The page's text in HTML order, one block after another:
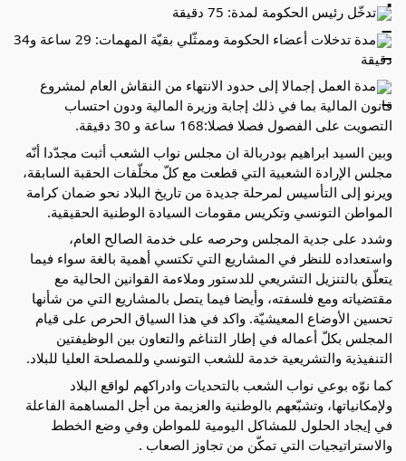
تدخّل رئيس الحكومة لمدة: 75 دقيقة
مدة تدخلات أعضاء الحكومة وممثّلي بقيّة المهمات: 29 ساعة و34
دقيقة
مدة العمل إجمالا إلى حدود الانتهاء من النقاش العام لمشروع
قانون المالية بما في ذلك إجابة وزيرة المالية ودون احتساب
التصويت على الفصول فصلا فصلا:168 ساعة و 30 دقيقة.
وبين السيد ابراهيم بودربالة ان مجلس نواب الشعب أثبت مجدّدا أنّه
مجلس الإرادة الشعبية التي قطعت مع كلّ مخلّفات الحقبة السابقة،
ويرنو إلى التأسيس لمرحلة جديدة من تاريخ البلاد نحو ضمان كرامة
المواطن التونسي وتكريس مقومات السيادة الوطنية الحقيقية.
وشدد على جدية المجلس وحرصه على خدمة الصالح العام،
واستعداده للنظر في المشاريع التي تكتسي أهمية بالغة سواء فيما
يتعلّق بالتنزيل التشريعي للدستور وملاءمة القوانين الحالية مع
مقتضياته ومع فلسفته، وأيضا فيما يتصل بالمشاريع التي من شأنها
تحسين الأوضاع المعيشيّة. واكد في هذا السياق الحرص على قيام
المجلس بكلّ أعماله في إطار التناغم والتعاون بين الوظيفتين
التنفيذية والتشريعية خدمة للشعب التونسي وللمصلحة العليا للبلاد.
كما نوّه بوعي نواب الشعب بالتحديات وادراكهم لواقع البلاد
ولإمكانياتها، وتشبّعهم بالوطنية والعزيمة من أجل المساهمة الفاعلة
في إيجاد الحلول للمشاكل اليومية للمواطن وفي وضع الخطط
والاستراتيجيات التي تمكّن من تجاوز الصعاب .